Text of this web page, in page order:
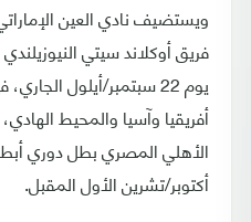
ويستضيف نادي العين
فريق أوكلاند سيتي
يوم 22 سبتمبر/أيلول
أفريقيا وآسيا والمحيط
أكتوبر/تشرين الأول المقبل.